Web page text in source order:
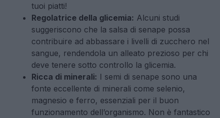
tuoi piatti!
Regolatrice della glicemia: Alcuni studi
suggeriscono che la salsa di senape possa
contribuire ad abbassare i livelli di zucchero nel
sangue, rendendola un alleato prezioso per chi
deve tenere sotto controllo la glicemia.
Ricca di minerali: I semi di senape sono una
fonte eccellente di minerali come selenio,
magnesio e ferro, essenziali per il buon
funzionamento dell’organismo. Non è fantastico